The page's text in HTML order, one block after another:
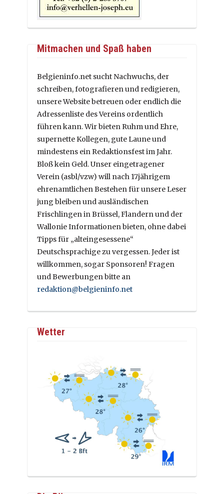
Mitmachen und Spaß haben
Belgieninfo.net sucht Nachwuchs, der
schreiben, fotografieren und redigieren,
unsere Website betreuen oder endlich die
Adressenliste des Vereins ordentlich
führen kann. Wir bieten Ruhm und Ehre,
supernette Kollegen, gute Laune und
mindestens ein Redaktionsfest im Jahr.
Bloß kein Geld. Unser eingetragener
Verein (asbl/vzw) will nach 17jährigem
ehrenamtlichen Bestehen für unsere Leser
jung bleiben und ausländischen
Frischlingen in Brüssel, Flandern und der
Wallonie Informationen bieten, ohne dabei
Tipps für „alteingesessene“
Deutschsprachige zu vergessen. Jeder ist
willkommen, sogar Sponsoren! Fragen
und Bewerbungen bitte an
redaktion@belgieninfo.net
Wetter